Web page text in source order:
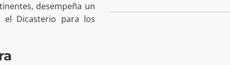
desempeña un
el Dicasterio para los